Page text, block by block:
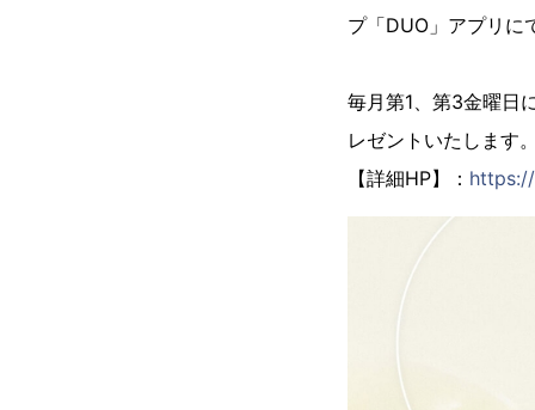
プ「DUO」アプ
毎月第1、第3金曜日
レゼントいたします
【詳細HP】：